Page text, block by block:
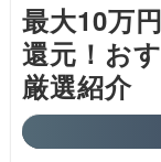
最大10万
還元！お
厳選紹介